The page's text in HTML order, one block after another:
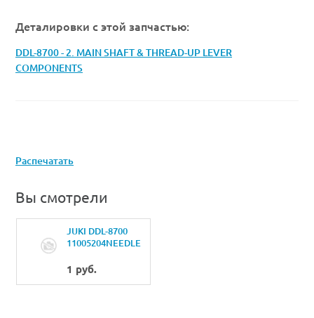
Деталировки с этой запчастью:
DDL-8700 - 2. MAIN SHAFT & THREAD-UP LEVER
COMPONENTS
Распечатать
Вы смотрели
JUKI DDL-8700
11005204NEEDLE
1 руб.